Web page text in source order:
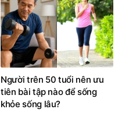
Người trên 50 tuổi nên ưu
tiên bài tập nào để sống
khỏe sống lâu?